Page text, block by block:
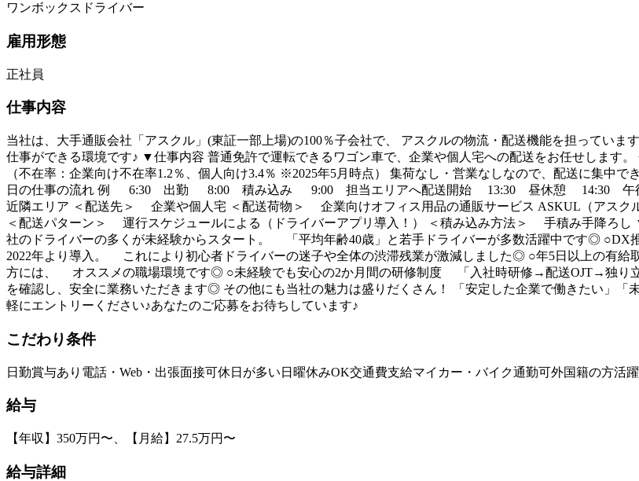
ワンボックスドライバー
雇用形態
正社員
仕事内容
当社は、大手通販会社「アスクル」(東証一部上場)の100％子会社で、 アスクルの物流・配送機能を担ってい
仕事ができる環境です♪ ▼仕事内容 普通免許で運転できるワゴン車で、企業や個人宅への配送をお任せします
（不在率：企業向け不在率1.2％、個人向け3.4％ ※2025年5月時点） 集荷なし・営業なしなので、配送に集中
日の仕事の流れ 例 6:30 出勤 8:00 積み込み 9:00 担当エリアへ配送開始 13:30 昼休憩 14:30 午
近隣エリア ＜配送先＞ 企業や個人宅 ＜配送荷物＞ 企業向けオフィス用品の通販サービス ASKUL（アス
＜配送パターン＞ 運行スケジュールによる（ドライバーアプリ導入！） ＜積み込み方法＞ 手積み手降ろ
社のドライバーの多くが未経験からスタート。 「平均年齢40歳」と若手ドライバーが多数活躍中です◎
2022年より導入。 これにより初心者ドライバーの迷子や全体の渋滞残業が激減しました◎ ○年5日以上の有
方には、 オススメの職場環境です◎ ○未経験でも安心の2か月間の研修制度 「入社時研修→配送OJT→独り
を確認し、安全に業務いただきます◎ その他にも当社の魅力は盛りだくさん！ 「安定した企業で働きたい」
軽にエントリーください♪あなたのご応募をお待ちしています♪
こだわり条件
日勤賞与あり 電話・Web・出張面接可休日が多い 日曜休みOK交通費支給マイカー・バイク通勤可外国籍の方活
給与
【年収】350万円〜、【月給】27.5万円〜
給与詳細